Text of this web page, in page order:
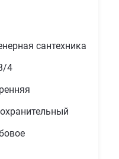
сантехника
4